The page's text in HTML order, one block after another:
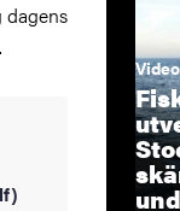
dagens